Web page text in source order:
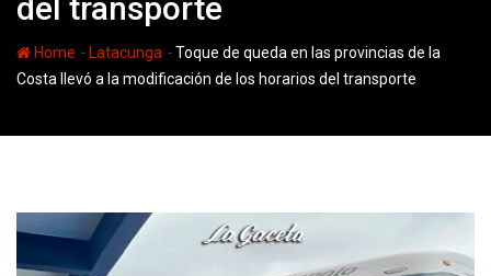
del transporte
Home - Latacunga -Toque de queda en las provincias de la
Costa llevó a la modificación de los horarios del transporte